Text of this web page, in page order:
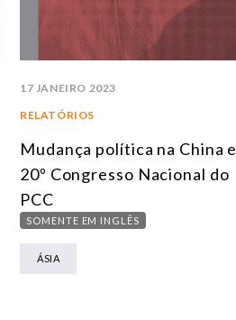
17 JANEIRO 2023
RELATÓRIOS
Mudança política na China
20º Congresso Nacional do
PCC
SOMENTE EM INGLÊS
ÁSIA